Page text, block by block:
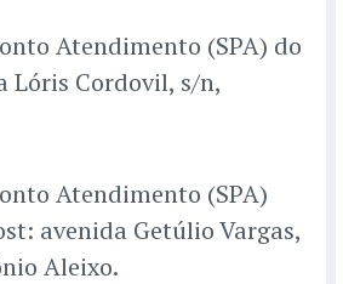
Atendimento (SPA) do
Lóris Cordovil, s/n,
Atendimento (SPA)
avenida Getúlio Vargas,
Aleixo.